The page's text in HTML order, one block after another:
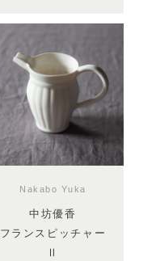
Nakabo Yuka
中坊優香
フランスピッチャー